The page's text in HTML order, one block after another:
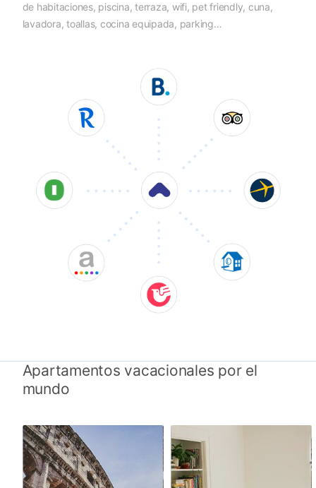
de habitaciones, piscina, terraza, wifi, pet friendly, cuna,
lavadora, toallas, cocina equipada, parking…
Apartamentos vacacionales por el
mundo